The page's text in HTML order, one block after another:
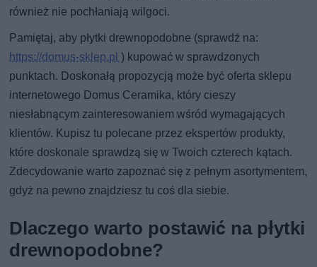
również nie pochłaniają wilgoci.
Pamiętaj, aby płytki drewnopodobne (sprawdź na:
https://domus-sklep.pl) kupować w sprawdzonych
punktach. Doskonałą propozycją może być oferta sklepu
internetowego Domus Ceramika, który cieszy
niesłabnącym zainteresowaniem wśród wymagających
klientów. Kupisz tu polecane przez ekspertów produkty,
które doskonale sprawdzą się w Twoich czterech kątach.
Zdecydowanie warto zapoznać się z pełnym asortymentem,
gdyż na pewno znajdziesz tu coś dla siebie.
Dlaczego warto postawić na płytki
drewnopodobne?